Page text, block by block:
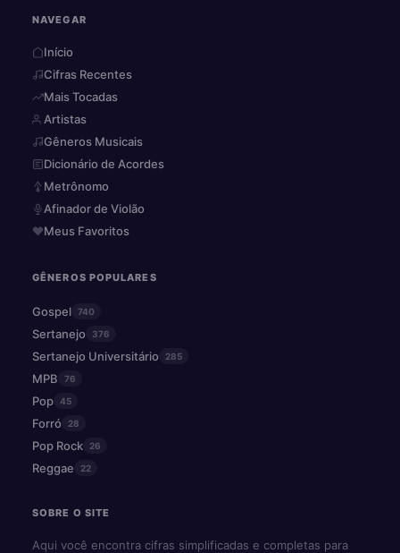
NAVEGAR
Início
Cifras Recentes
Mais Tocadas
Artistas
Gêneros Musicais
Dicionário de Acordes
Metrônomo
Afinador de Violão
Meus Favoritos
GÊNEROS POPULARES
Gospel 740
Sertanejo 376
Sertanejo Universitário 285
MPB 76
Pop 45
Forró 28
Pop Rock 26
Reggae 22
SOBRE O SITE
Aqui você encontra cifras simplificadas e completas para